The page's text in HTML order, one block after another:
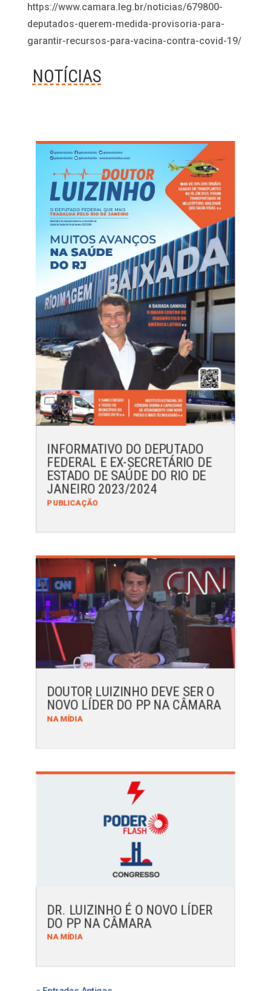
https://www.camara.leg.br/noticias/679800-
deputados-querem-medida-provisoria-para-
garantir-recursos-para-vacina-contra-covid-19/
NOTÍCIAS
INFORMATIVO DO DEPUTADO
FEDERAL E EX-SECRETÁRIO DE
ESTADO DE SAÚDE DO RIO DE
JANEIRO 2023/2024
PUBLICAÇÃO
DOUTOR LUIZINHO DEVE SER O
NOVO LÍDER DO PP NA CÂMARA
NA MÍDIA
DR. LUIZINHO É O NOVO LÍDER
DO PP NA CÂMARA
NA MÍDIA